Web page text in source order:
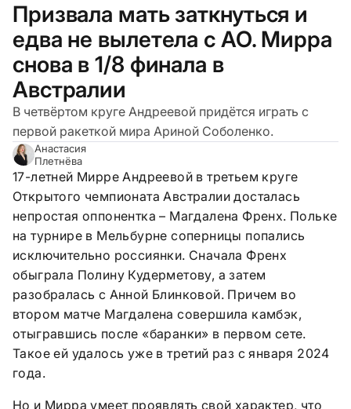
Призвала мать заткнуться и
едва не вылетела с AO. Мирра
снова в 1/8 финала в
Австралии
В четвёртом круге Андреевой придётся играть с
первой ракеткой мира Ариной Соболенко.
Анастасия
Плетнёва
17-летней Мирре Андреевой в третьем круге
Открытого чемпионата Австралии досталась
непростая оппонентка – Магдалена Френх. Польке
на турнире в Мельбурне соперницы попались
исключительно россиянки. Сначала Френх
обыграла Полину Кудерметову, а затем
разобралась с Анной Блинковой. Причем во
втором матче Магдалена совершила камбэк,
отыгравшись после «баранки» в первом сете.
Такое ей удалось уже в третий раз с января 2024
года.
Но и Мирра умеет проявлять свой характер, что